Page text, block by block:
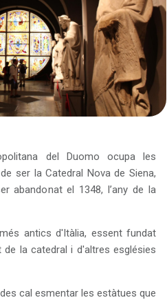
del Duomo ocupa les
ser la Catedral Nova de Siena,
abandonat el 1348, l’any de la
antics d'Itàlia, essent fundat
de la catedral i d'altres esglésies
cal esmentar les estàtues que